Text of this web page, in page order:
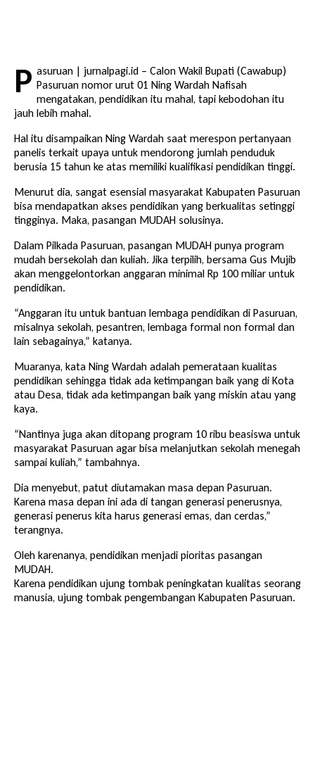
P asuruan | jurnalpagi.id – Calon Wakil Bupati (Cawabup)
Pasuruan nomor urut 01 Ning Wardah Nafisah
mengatakan, pendidikan itu mahal, tapi kebodohan itu
jauh lebih mahal.
Hal itu disampaikan Ning Wardah saat merespon pertanyaan
panelis terkait upaya untuk mendorong jumlah penduduk
berusia 15 tahun ke atas memiliki kualifikasi pendidikan tinggi.
Menurut dia, sangat esensial masyarakat Kabupaten Pasuruan
bisa mendapatkan akses pendidikan yang berkualitas setinggi
tingginya. Maka, pasangan MUDAH solusinya.
Dalam Pilkada Pasuruan, pasangan MUDAH punya program
mudah bersekolah dan kuliah. Jika terpilih, bersama Gus Mujib
akan menggelontorkan anggaran minimal Rp 100 miliar untuk
pendidikan.
“Anggaran itu untuk bantuan lembaga pendidikan di Pasuruan,
misalnya sekolah, pesantren, lembaga formal non formal dan
lain sebagainya,” katanya.
Muaranya, kata Ning Wardah adalah pemerataan kualitas
pendidikan sehingga tidak ada ketimpangan baik yang di Kota
atau Desa, tidak ada ketimpangan baik yang miskin atau yang
kaya.
“Nantinya juga akan ditopang program 10 ribu beasiswa untuk
masyarakat Pasuruan agar bisa melanjutkan sekolah menegah
sampai kuliah,” tambahnya.
Dia menyebut, patut diutamakan masa depan Pasuruan.
Karena masa depan ini ada di tangan generasi penerusnya,
generasi penerus kita harus generasi emas, dan cerdas,”
terangnya.
Oleh karenanya, pendidikan menjadi pioritas pasangan
MUDAH.
Karena pendidikan ujung tombak peningkatan kualitas seorang
manusia, ujung tombak pengembangan Kabupaten Pasuruan.